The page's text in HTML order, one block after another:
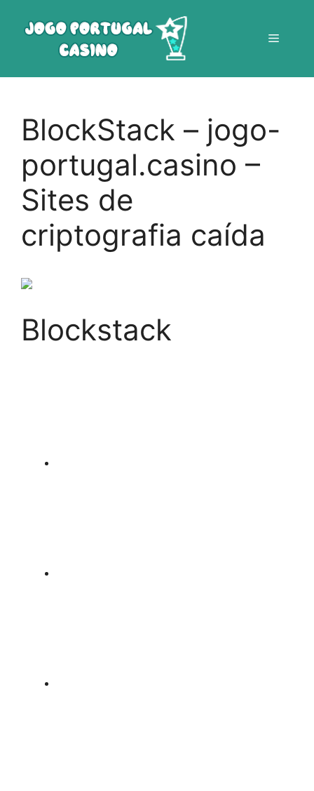
Menu
BlockStack – jogo-
portugal.casino –
Sites de
criptografia caída
Blockstack